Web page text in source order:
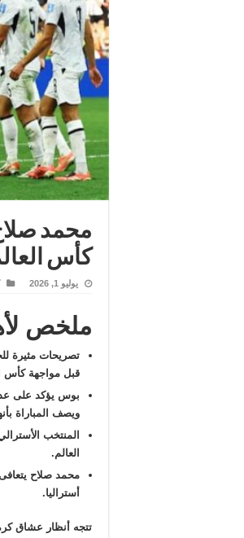
محمد
كأس العالم
يوليو 1, 2026
ملخص
تصريحات مثيرة
قبل مواجهة كأس
بوس يؤكد على
ويصف المباراة
المنتخب
العالم.
محمد صلاح
أستراليا.
تتجه أنظار عشاق